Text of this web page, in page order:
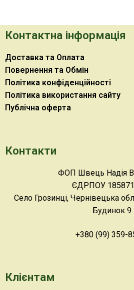
Контактна інформація
Доставка та Оплата
Повернення та Обмін
Політика конфіденційності
Політика використання сайту
Публічна оферта
Контакти
ФОП Швець Надія
ЄДРПОУ
Село Грозинці, Чернівецька
Будинок 9
+380 (99) 359-
Клієнтам